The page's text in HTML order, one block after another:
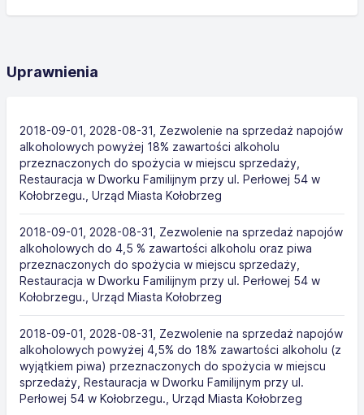
Uprawnienia
2018-09-01, 2028-08-31, Zezwolenie na sprzedaż napojów
alkoholowych powyżej 18% zawartości alkoholu
przeznaczonych do spożycia w miejscu sprzedaży,
Restauracja w Dworku Familijnym przy ul. Perłowej 54 w
Kołobrzegu., Urząd Miasta Kołobrzeg
2018-09-01, 2028-08-31, Zezwolenie na sprzedaż napojów
alkoholowych do 4,5 % zawartości alkoholu oraz piwa
przeznaczonych do spożycia w miejscu sprzedaży,
Restauracja w Dworku Familijnym przy ul. Perłowej 54 w
Kołobrzegu., Urząd Miasta Kołobrzeg
2018-09-01, 2028-08-31, Zezwolenie na sprzedaż napojów
alkoholowych powyżej 4,5% do 18% zawartości alkoholu (z
wyjątkiem piwa) przeznaczonych do spożycia w miejscu
sprzedaży, Restauracja w Dworku Familijnym przy ul.
Perłowej 54 w Kołobrzegu., Urząd Miasta Kołobrzeg